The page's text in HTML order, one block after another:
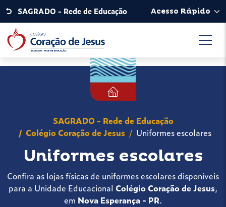
SAGRADO - Rede de Educação Acesso Rápido
SAGRADO - Rede de Educação
Colégio Coração de Jesus
Uniformes escolares
Uniformes escolares
Confira as lojas físicas de uniformes escolares disponíveis
para a Unidade Educacional Colégio Coração de Jesus,
em Nova Esperança - PR.